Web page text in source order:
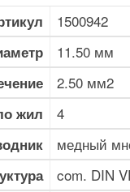
1500942
11.50 мм
2.50 мм2
жил 4
медный
com. DIN